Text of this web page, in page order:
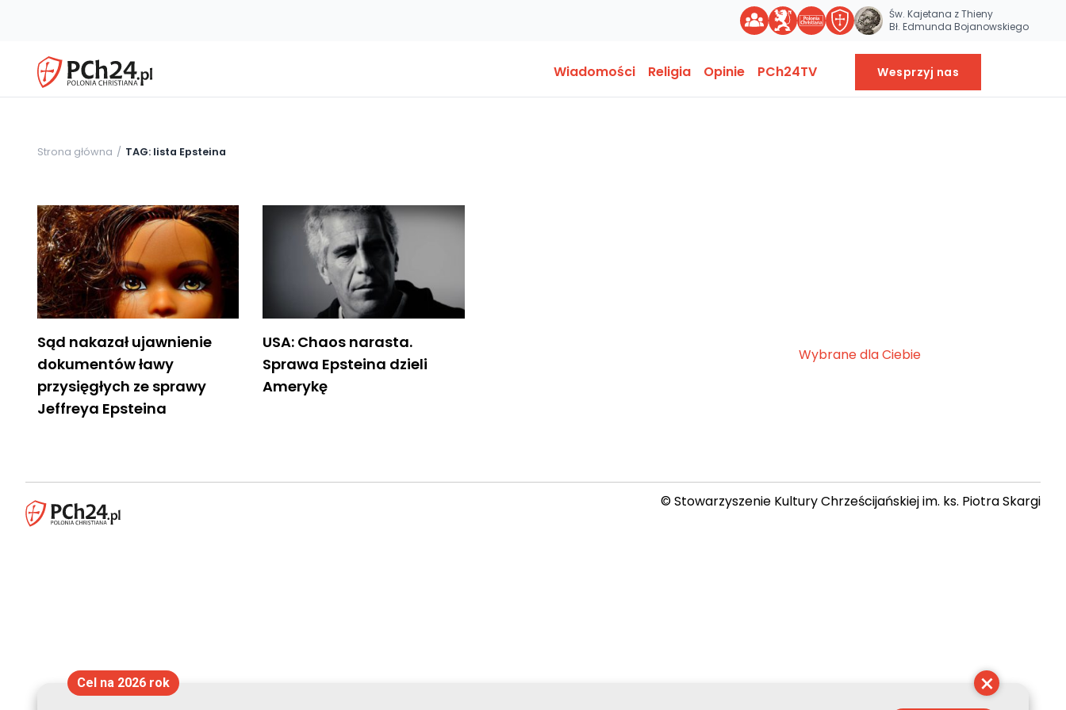
Św. Kajetana z Thieny
Bł. Edmunda Bojanowskiego
Wiadomości Religia Opinie PCh24TV Wesprzyj nas
Strona główna TAG: lista Epsteina
Sąd nakazał ujawnienie
dokumentów ławy
przysięgłych ze sprawy
Jeffreya Epsteina
USA: Chaos narasta.
Sprawa Epsteina dzieli
Amerykę
Wybrane dla Ciebie
© Stowarzyszenie Kultury Chrześcijańskiej im. ks. Piotra Skargi
×
Cel na 2026 rok